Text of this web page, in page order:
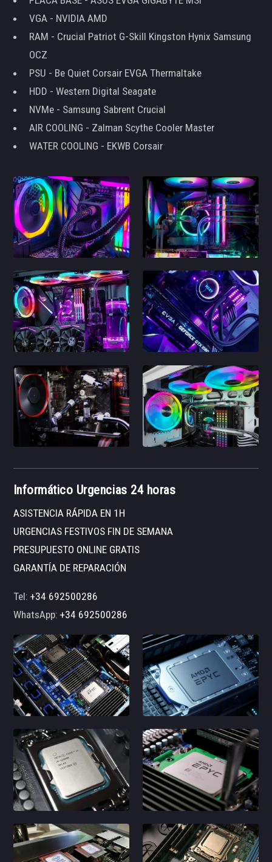
VGA - NVIDIA AMD
RAM - Crucial Patriot G-Skill Kingston Hynix Samsung
OCZ
PSU - Be Quiet Corsair EVGA Thermaltake
HDD - Western Digital Seagate
NVMe - Samsung Sabrent Crucial
AIR COOLING - Zalman Scythe Cooler Master
WATER COOLING - EKWB Corsair
Informático Urgencias 24 horas
ASISTENCIA RÁPIDA EN 1H
URGENCIAS FESTIVOS FIN DE SEMANA
PRESUPUESTO ONLINE GRATIS
GARANTÍA DE REPARACIÓN
Tel:+34 692500286
WhatsApp:+34 692500286